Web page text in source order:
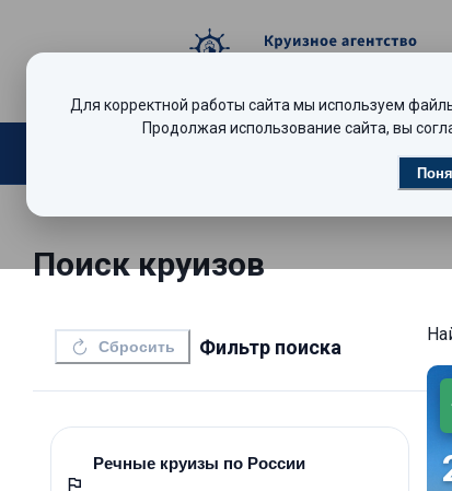
Видеообзоры
Поиск круизов
Сбросить Фильтр поиска
Речные круизы по России
Для корректной работы сайта мы используем
Продолжая использование сайта, вы